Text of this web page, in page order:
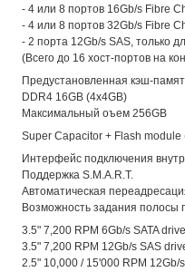
- 4 или 8 портов 16Gb/s Fibre
- 4 или 8 портов 32Gb/s Fibre
- 2 порта 12Gb/s SAS, только
(Всего до 16 хост-портов на
Предустановленная кэш-
DDR4 16GB (4x4GB)
Максимальный оъем 256GB
Super Capacitor + Flash
Интерфейс подключения
Поддержка S.M.A.R.T.
Автоматическая
Возможность задания полосы
3.5" 7,200 RPM 6Gb/s SATA
3.5" 7,200 RPM 12Gb/s SAS
2.5" 10,000 / 15'000 RPM 12Gb/